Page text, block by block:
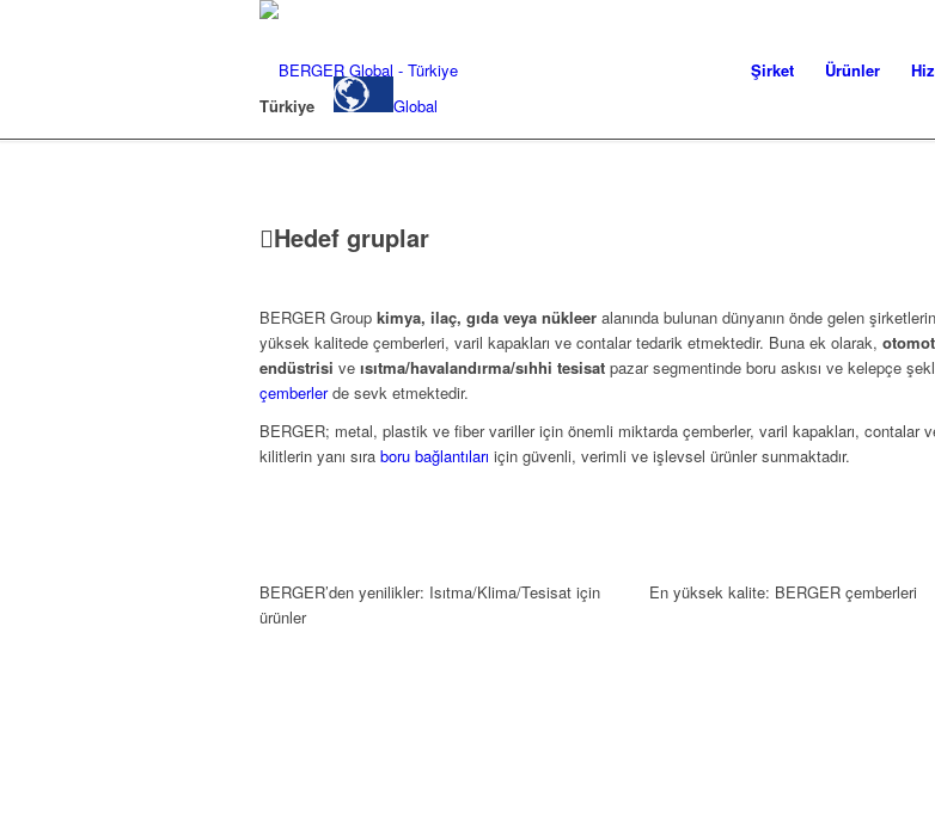
Şirket Ürünler
Türkiye
Global
Hedef gruplar
BERGER Group kimya, ilaç, gıda veya nükleer alanında bulunan dünyanın önde gelen
yüksek kalitede çemberleri, varil kapakları ve contalar tedarik etmektedir. Buna ek olarak,
endüstrisi ve ısıtma/havalandırma/sıhhi tesisat pazar segmentinde boru askısı ve kelepçe
çemberlerde sevk etmektedir.
BERGER; metal, plastik ve fiber variller için önemli miktarda çemberler, varil kapakları, contalar
kilitlerin yanı sıra boru bağlantıları için güvenli, verimli ve işlevsel ürünler sunmaktadır.
BERGER’den yenilikler: Isıtma/Klima/Tesisat için
ürünler
En yüksek kalite: BERGER çemberleri